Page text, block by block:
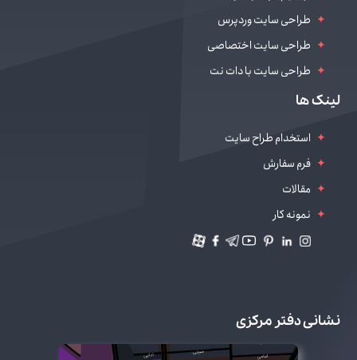
طراحی سایت وردپرس
طراحی سایت اختصاصی
طراحی سایت با دات نت
طراحی سایت سالن زیباییلینک ها
استخدام طراح سایت
فرم سفارش
مقالات
نمونه کار
نشانی دفتر مرکزی